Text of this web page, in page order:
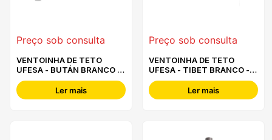
Preço sob consulta
VENTOINHA DE TETO
UFESA - BUTÁN BRANCO -
84105855
Ler mais
Preço sob consulta
VENTOINHA DE TETO
UFESA - TIBET BRANCO -
84105853
Ler mais